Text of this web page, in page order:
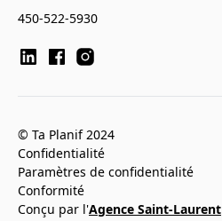
450-522-5930
© Ta Planif 2024
Confidentialité
Paramètres de confidentialité
Conformité
Conçu par l'Agence Saint-Laurent